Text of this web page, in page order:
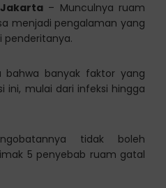
– Munculnya ruam
menjadi pengalaman yang
penderitanya.
bahwa banyak faktor yang
ini, mulai dari infeksi hingga
tidak boleh
5 penyebab ruam gatal